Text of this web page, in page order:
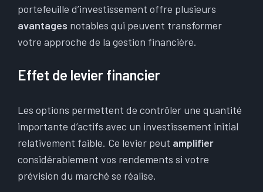
portefeuille d’investissement offre plusieurs
avantages notables qui peuvent transformer
votre approche de la gestion financière.
Effet de levier financier
Les options permettent de contrôler une quantité
importante d’actifs avec un investissement initial
relativement faible. Ce levier peut amplifier
considérablement vos rendements si votre
prévision du marché se réalise.